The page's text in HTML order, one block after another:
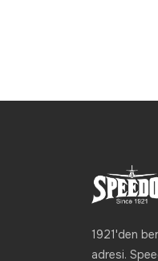
1921'den
adresi.